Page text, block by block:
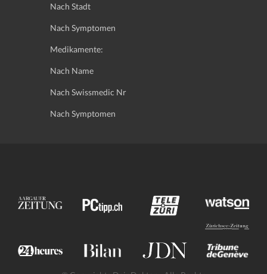
Nach Stadt
Nach Symptomen
Medikamente:
Nach Name
Nach Swissmedic Nr
Nach Symptomen